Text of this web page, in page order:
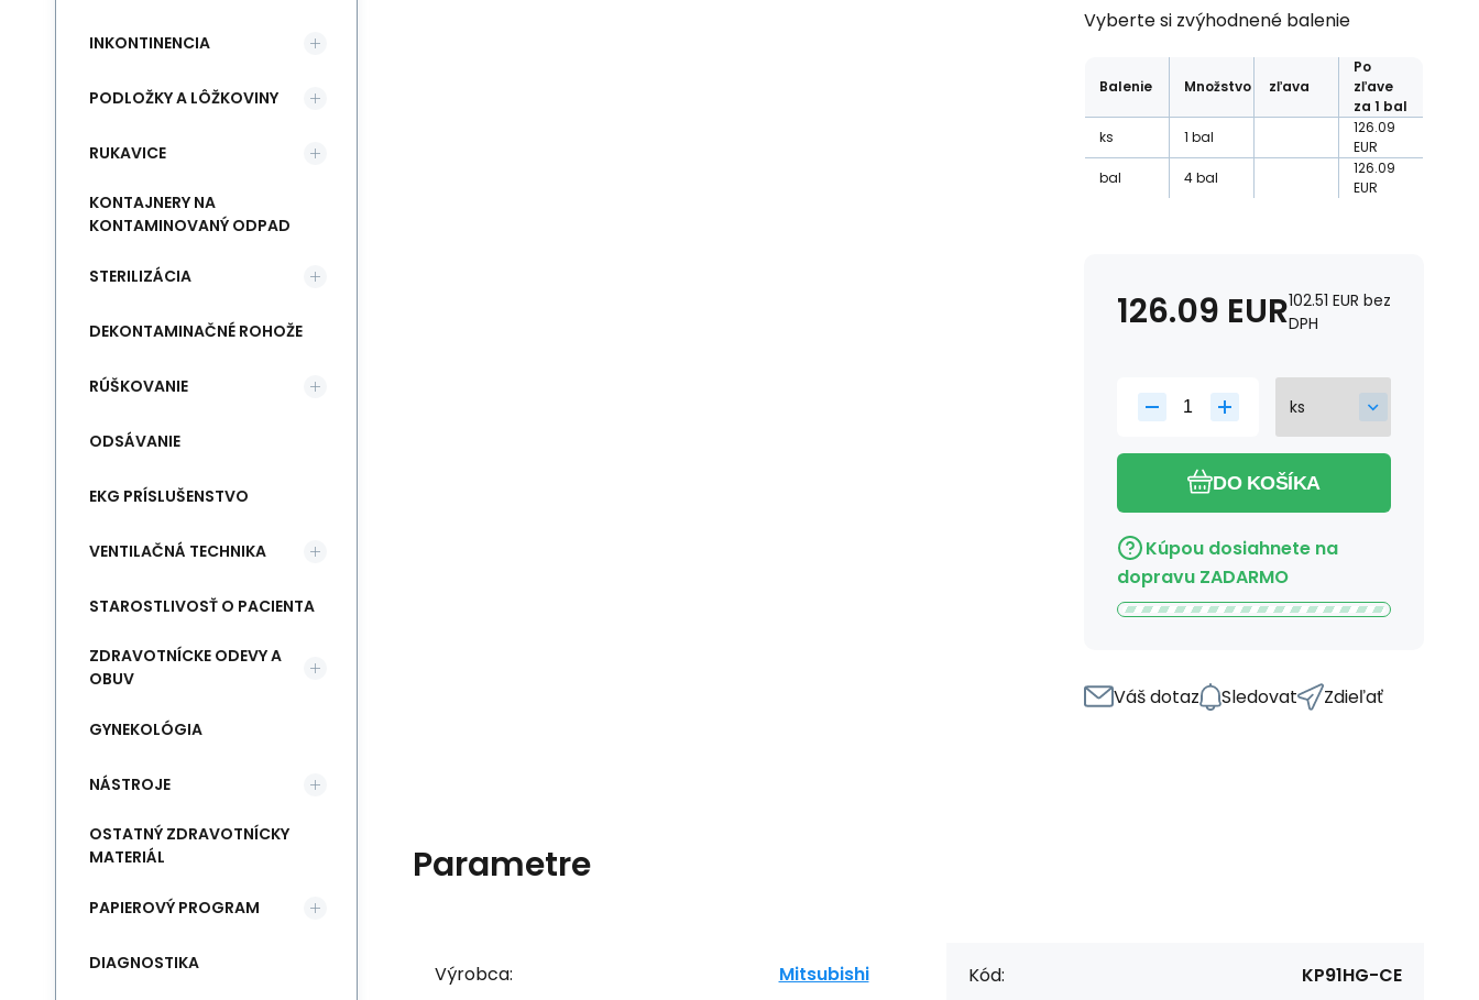
Vyberte si zvýhodnené balenie
Balenie Množstvo zľava
Po
zľave
za 1 bal
ks
1 bal
126.09
EUR
bal
4bal
126.09
EUR
126.09 EUR102.51 EUR bez
DPH
DO KOŠÍKA
Kúpou dosiahnete na
dopravu ZADARMO
Váš dotaz Sledovat Zdieľať
Parametre
Výrobca: Mitsubishi Kód: KP91HG-CE
INKONTINENCIA
PODLOŽKY A LÔŽKOVINY
RUKAVICE
KONTAJNERY NA
KONTAMINOVANÝ ODPAD
STERILIZÁCIA
DEKONTAMINAČNÉ ROHOŽE
RÚŠKOVANIE
ODSÁVANIE
EKG PRÍSLUŠENSTVO
VENTILAČNÁ TECHNIKA
STAROSTLIVOSŤ O PACIENTA
ZDRAVOTNÍCKE ODEVY A
OBUV
GYNEKOLÓGIA
NÁSTROJE
OSTATNÝ ZDRAVOTNÍCKY
MATERIÁL
PAPIEROVÝ PROGRAM
DIAGNOSTIKA